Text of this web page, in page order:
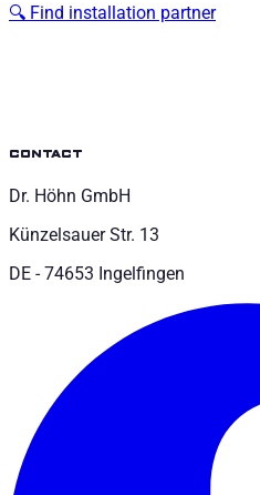
🔍 Find installation partner
contact
Dr. Höhn GmbH
Künzelsauer Str. 13
DE - 74653 Ingelfingen